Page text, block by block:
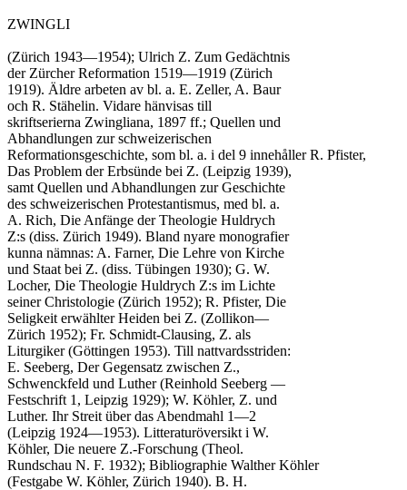
ZWINGLI
(Zürich 1943—1954); Ulrich Z. Zum Gedächtnis
der Zürcher Reformation 1519—1919 (Zürich
1919). Äldre arbeten av bl. a. E. Zeller, A. Baur
och R. Stähelin. Vidare hänvisas till
skriftserierna Zwingliana, 1897 ff.; Quellen und
Abhandlungen zur schweizerischen
Reformationsgeschichte, som bl. a. i del 9 innehåller R. Pfister,
Das Problem der Erbsünde bei Z. (Leipzig 1939),
samt Quellen und Abhandlungen zur Geschichte
des schweizerischen Protestantismus, med bl. a.
A. Rich, Die Anfänge der Theologie Huldrych
Z:s (diss. Zürich 1949). Bland nyare monografier
kunna nämnas: A. Farner, Die Lehre von Kirche
und Staat bei Z. (diss. Tübingen 1930); G. W.
Locher, Die Theologie Huldrych Z:s im Lichte
seiner Christologie (Zürich 1952); R. Pfister, Die
Seligkeit erwählter Heiden bei Z. (Zollikon—
Zürich 1952); Fr. Schmidt-Clausing, Z. als
Liturgiker (Göttingen 1953). Till nattvardsstriden:
E. Seeberg, Der Gegensatz zwischen Z.,
Schwenckfeld und Luther (Reinhold Seeberg —
Festschrift 1, Leipzig 1929); W. Köhler, Z. und
Luther. Ihr Streit über das Abendmahl 1—2
(Leipzig 1924—1953). Litteraturöversikt i W.
Köhler, Die neuere Z.-Forschung (Theol.
Rundschau N. F. 1932); Bibliographie Walther Köhler
(Festgabe W. Köhler, Zürich 1940). B. H.